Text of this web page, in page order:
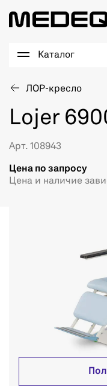
Каталог
ЛОР-кресло
Lojer
Арт. 108943
Цена по запросу
Цена и наличие